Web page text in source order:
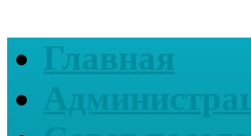
Главная